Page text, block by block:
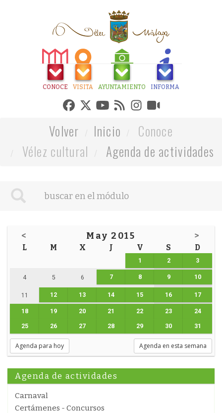
CONOCE VISITA AYUNTAMIENTO INFORMA
Volver Inicio
Conoce
Vélez cultural
Agenda de actividades
< May 2015 >
L M X J V S D
1 2 3
4 5 6 7 8 9 10
11 12 13 14 15 16 17
18 19 20 21 22 23 24
25 26 27 28 29 30 31
Agenda para hoy Agenda en esta semana
Agenda de actividades
Carnaval
Certámenes - Concursos